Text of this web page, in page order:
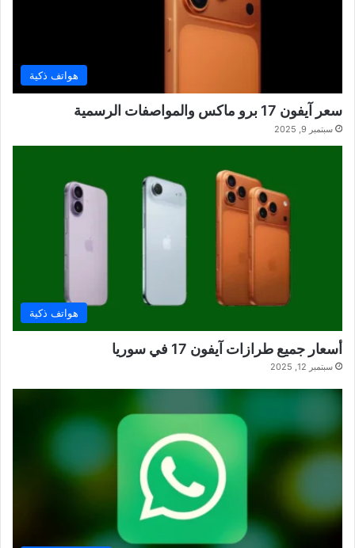
هواتف ذكية
سعر آيفون 17 برو ماكس والمواصفات الرسمية
سبتمبر 9, 2025
هواتف ذكية
أسعار جميع طرازات آيفون 17 في سوريا
سبتمبر 12, 2025